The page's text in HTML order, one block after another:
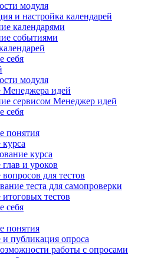
модуля
и настройка календарей
календарями
событиями
себя
модуля
Менеджера идей
сервисом Менеджер идей
себя
понятия
курса
и уроков
для тестов
теста для самопроверки
тестов
себя
понятия
и публикация опроса
работы с опросами